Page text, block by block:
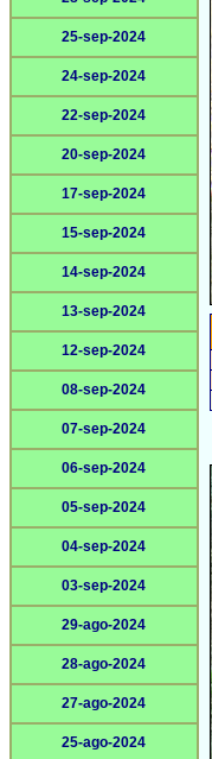
25-sep-2024
24-sep-2024
22-sep-2024
20-sep-2024
17-sep-2024
15-sep-2024
14-sep-2024
13-sep-2024
12-sep-2024
08-sep-2024
07-sep-2024
06-sep-2024
05-sep-2024
04-sep-2024
03-sep-2024
29-ago-2024
28-ago-2024
27-ago-2024
25-ago-2024